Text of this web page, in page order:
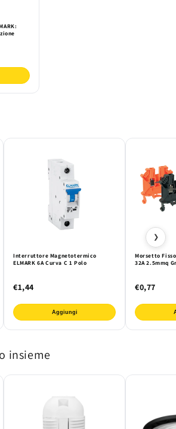
Interruttore Magnetotermico
ELMARK 6A Curva C 1 Polo
€1,44
Aggiungi
Morsetto
32A 2.5mmq
€0,77
❯
insieme